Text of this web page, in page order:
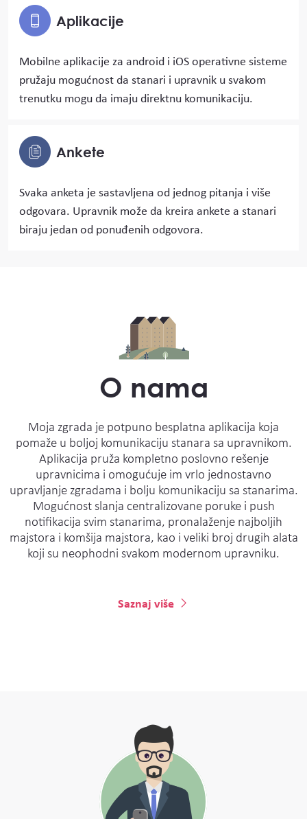
Aplikacije
Mobilne aplikacije za android i iOS operativne sisteme
pružaju mogućnost da stanari i upravnik u svakom
trenutku mogu da imaju direktnu komunikaciju.
Ankete
Svaka anketa je sastavljena od jednog pitanja i više
odgovara. Upravnik može da kreira ankete a stanari
biraju jedan od ponuđenih odgovora.
О nama
Moja zgrada je potpuno besplatna aplikacija koja
pomaže u boljoj komunikaciju stanara sa upravnikom.
Aplikacija pruža kompletno poslovno rešenje
upravnicima i omogućuje im vrlo jednostavno
upravljanje zgradama i bolju komunikaciju sa stanarima.
Mogućnost slanja centralizovane poruke i push
notifikacija svim stanarima, pronalaženje najboljih
majstora i komšija majstora, kao i veliki broj drugih alata
koji su neophodni svakom modernom upravniku.
Saznaj više